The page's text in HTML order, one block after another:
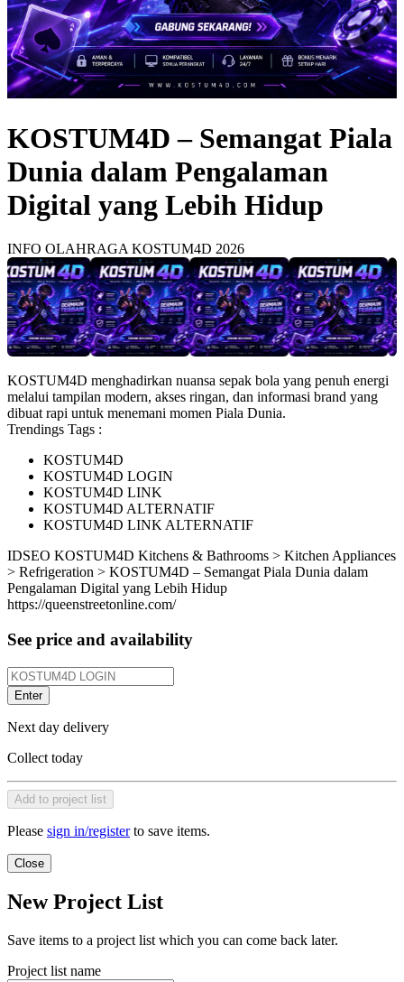
KOSTUM4D – Semangat Piala
Dunia dalam Pengalaman
Digital yang Lebih Hidup
INFO OLAHRAGA KOSTUM4D 2026
KOSTUM4D menghadirkan nuansa sepak bola yang penuh energi
melalui tampilan modern, akses ringan, dan informasi brand yang
dibuat rapi untuk menemani momen Piala Dunia.
Trendings Tags :
KOSTUM4D
KOSTUM4D LOGIN
KOSTUM4D LINK
KOSTUM4D ALTERNATIF
KOSTUM4D LINK ALTERNATIF
IDSEO KOSTUM4D Kitchens & Bathrooms > Kitchen Appliances
> Refrigeration > KOSTUM4D – Semangat Piala Dunia dalam
Pengalaman Digital yang Lebih Hidup
https://queenstreetonline.com/
See price and availability
Enter
Next day delivery
Collect today
Add to project list
Please sign in/registerto save items.
Close
New Project List
Save items to a project list which you can come back later.
Project list name